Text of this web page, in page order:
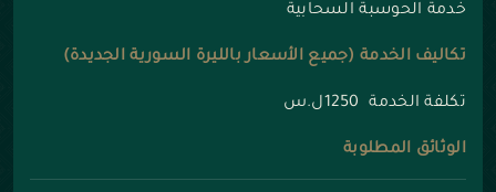
خدمة الحوسبة السحابية
تكاليف الخدمة (جميع الأسعار بالليرة السورية الجديدة)
تكلفة الخدمة 1250ل.س
الوثائق المطلوبة